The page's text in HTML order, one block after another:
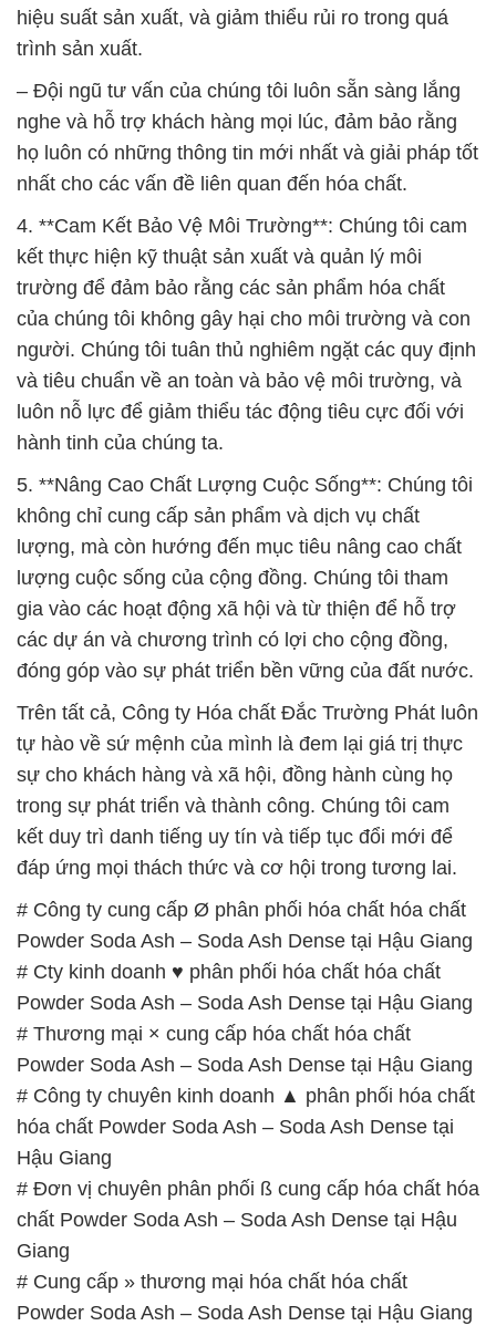
hiệu suất sản xuất, và giảm thiểu rủi ro trong quá
trình sản xuất.
– Đội ngũ tư vấn của chúng tôi luôn sẵn sàng lắng
nghe và hỗ trợ khách hàng mọi lúc, đảm bảo rằng
họ luôn có những thông tin mới nhất và giải pháp tốt
nhất cho các vấn đề liên quan đến hóa chất.
4. **Cam Kết Bảo Vệ Môi Trường**: Chúng tôi cam
kết thực hiện kỹ thuật sản xuất và quản lý môi
trường để đảm bảo rằng các sản phẩm hóa chất
của chúng tôi không gây hại cho môi trường và con
người. Chúng tôi tuân thủ nghiêm ngặt các quy định
và tiêu chuẩn về an toàn và bảo vệ môi trường, và
luôn nỗ lực để giảm thiểu tác động tiêu cực đối với
hành tinh của chúng ta.
5. **Nâng Cao Chất Lượng Cuộc Sống**: Chúng tôi
không chỉ cung cấp sản phẩm và dịch vụ chất
lượng, mà còn hướng đến mục tiêu nâng cao chất
lượng cuộc sống của cộng đồng. Chúng tôi tham
gia vào các hoạt động xã hội và từ thiện để hỗ trợ
các dự án và chương trình có lợi cho cộng đồng,
đóng góp vào sự phát triển bền vững của đất nước.
Trên tất cả, Công ty Hóa chất Đắc Trường Phát luôn
tự hào về sứ mệnh của mình là đem lại giá trị thực
sự cho khách hàng và xã hội, đồng hành cùng họ
trong sự phát triển và thành công. Chúng tôi cam
kết duy trì danh tiếng uy tín và tiếp tục đổi mới để
đáp ứng mọi thách thức và cơ hội trong tương lai.
# Công ty cung cấp Ø phân phối hóa chất hóa chất
Powder Soda Ash – Soda Ash Dense tại Hậu Giang
# Cty kinh doanh ♥ phân phối hóa chất hóa chất
Powder Soda Ash – Soda Ash Dense tại Hậu Giang
# Thương mại × cung cấp hóa chất hóa chất
Powder Soda Ash – Soda Ash Dense tại Hậu Giang
# Công ty chuyên kinh doanh ▲ phân phối hóa chất
hóa chất Powder Soda Ash – Soda Ash Dense tại
Hậu Giang
# Đơn vị chuyên phân phối ß cung cấp hóa chất hóa
chất Powder Soda Ash – Soda Ash Dense tại Hậu
Giang
# Cung cấp » thương mại hóa chất hóa chất
Powder Soda Ash – Soda Ash Dense tại Hậu Giang